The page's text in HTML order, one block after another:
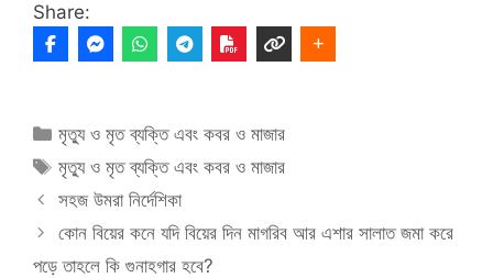
Share:
Categories
মৃত্যু ও মৃত ব্যক্তি এবং কবর ও মাজার
Tags
মৃত্যু ও মৃত ব্যক্তি এবং কবর ও মাজার
সহজ উমরা নির্দেশিকা
কোন বিয়ের কনে যদি বিয়ের দিন মাগরিব আর এশার সালাত জমা করে
পড়ে তাহলে কি গুনাহগার হবে?